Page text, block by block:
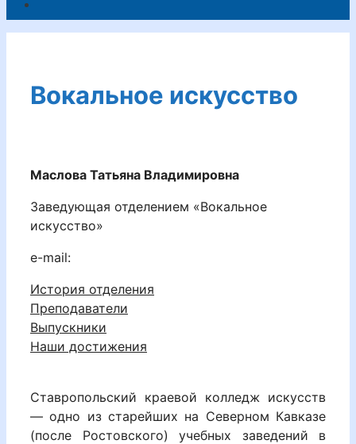
Вокальное искусство
Маслова Татьяна Владимировна
Заведующая отделением «Вокальное
искусство»
e-mail:
История отделения
Преподаватели
Выпускники
Наши достижения
Ставропольский краевой колледж искусств
— одно из старейших на Северном Кавказе
(после Ростовского) учебных заведений в